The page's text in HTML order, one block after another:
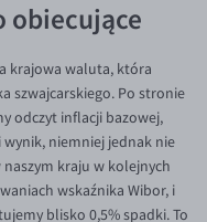
obiecujące
krajowa waluta, która
szwajcarskiego. Po stronie
odczyt inflacji bazowej,
wynik, niemniej jednak nie
kraju w kolejnych
wskaźnika Wibor, i
blisko 0,5% spadki. To